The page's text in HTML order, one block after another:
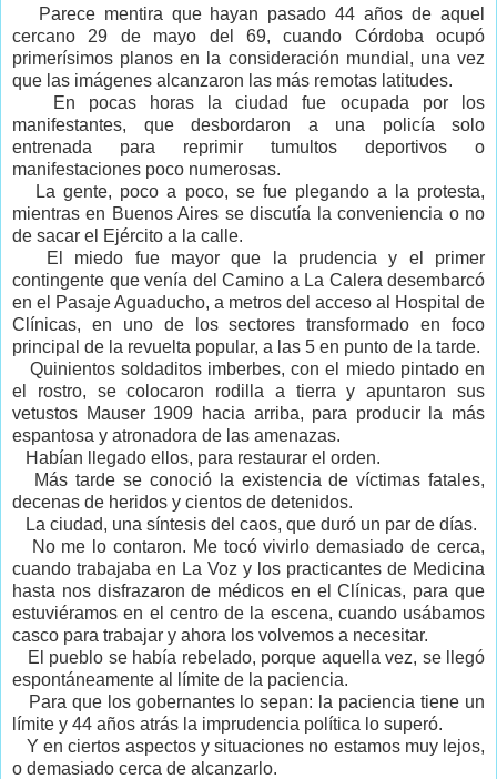
Parece mentira que hayan pasado 44 años de aquel
cercano 29 de mayo del 69, cuando Córdoba ocupó
primerísimos planos en la consideración mundial, una vez
que las imágenes alcanzaron las más remotas latitudes.
En pocas horas la ciudad fue ocupada por los
manifestantes, que desbordaron a una policía solo
entrenada para reprimir tumultos deportivos o
manifestaciones poco numerosas.
La gente, poco a poco, se fue plegando a la protesta,
mientras en Buenos Aires se discutía la conveniencia o no
de sacar el Ejército a la calle.
El miedo fue mayor que la prudencia y el primer
contingente que venía del Camino a La Calera desembarcó
en el Pasaje Aguaducho, a metros del acceso al Hospital de
Clínicas, en uno de los sectores transformado en foco
principal de la revuelta popular, a las 5 en punto de la tarde.
Quinientos soldaditos imberbes, con el miedo pintado en
el rostro, se colocaron rodilla a tierra y apuntaron sus
vetustos Mauser 1909 hacia arriba, para producir la más
espantosa y atronadora de las amenazas.
Habían llegado ellos, para restaurar el orden.
Más tarde se conoció la existencia de víctimas fatales,
decenas de heridos y cientos de detenidos.
La ciudad, una síntesis del caos, que duró un par de días.
No me lo contaron. Me tocó vivirlo demasiado de cerca,
cuando trabajaba en La Voz y los practicantes de Medicina
hasta nos disfrazaron de médicos en el Clínicas, para que
estuviéramos en el centro de la escena, cuando usábamos
casco para trabajar y ahora los volvemos a necesitar.
El pueblo se había rebelado, porque aquella vez, se llegó
espontáneamente al límite de la paciencia.
Para que los gobernantes lo sepan: la paciencia tiene un
límite y 44 años atrás la imprudencia política lo superó.
Y en ciertos aspectos y situaciones no estamos muy lejos,
o demasiado cerca de alcanzarlo.